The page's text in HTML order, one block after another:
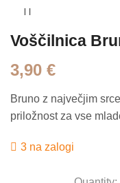
Voščilnica
3,90 €
Bruno z največjim
priložnost za vse
3 na zalogi